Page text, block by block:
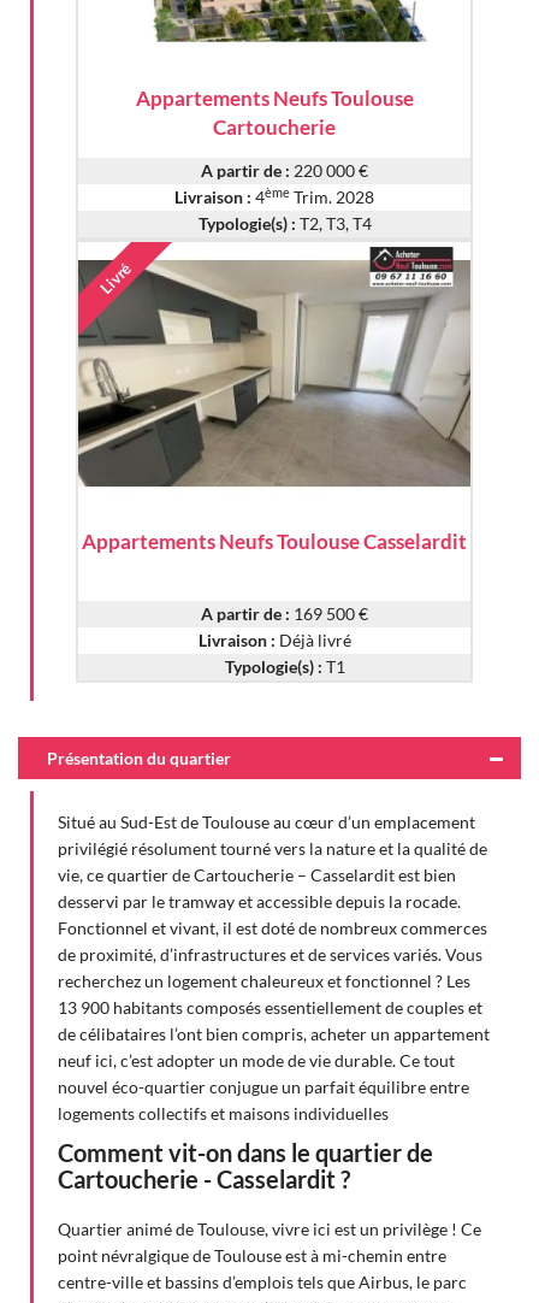
Appartements Neufs Toulouse
Cartoucherie
A partir de : 220 000 €
Livraison : 4ème Trim. 2028
Typologie(s) : T2, T3, T4
Livré
Appartements Neufs Toulouse Casselardit
A partir de : 169 500 €
Livraison : Déjà livré
Typologie(s) : T1
Présentation du quartier
Situé au Sud-Est de Toulouse au cœur d’un emplacement
privilégié résolument tourné vers la nature et la qualité de
vie, ce quartier de Cartoucherie – Casselardit est bien
desservi par le tramway et accessible depuis la rocade.
Fonctionnel et vivant, il est doté de nombreux commerces
de proximité, d’infrastructures et de services variés. Vous
recherchez un logement chaleureux et fonctionnel ? Les
13 900 habitants composés essentiellement de couples et
de célibataires l’ont bien compris, acheter un appartement
neuf ici, c’est adopter un mode de vie durable. Ce tout
nouvel éco-quartier conjugue un parfait équilibre entre
logements collectifs et maisons individuelles
Comment vit-on dans le quartier de
Cartoucherie - Casselardit ?
Quartier animé de Toulouse, vivre ici est un privilège ! Ce
point névralgique de Toulouse est à mi-chemin entre
centre-ville et bassins d’emplois tels que Airbus, le parc